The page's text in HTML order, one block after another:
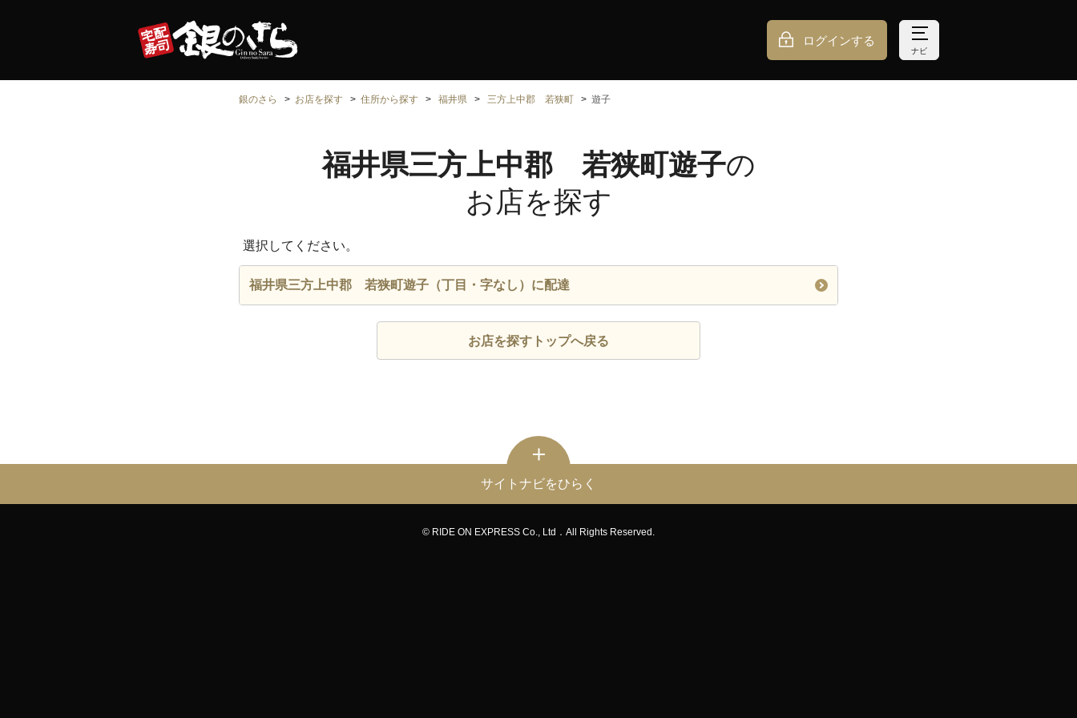
ログインする
ナビ
銀のさら お店を探す 住所から探す 福井県 三方上中郡 若狭町 遊子
福井県三方上中郡 若狭町遊子の
お店を探す
選択してください。
福井県三方上中郡 若狭町遊子（丁目・字なし）に配達
お店を探すトップへ戻る
サイトナビをひらく
© RIDE ON EXPRESS Co., Ltd．All Rights Reserved.